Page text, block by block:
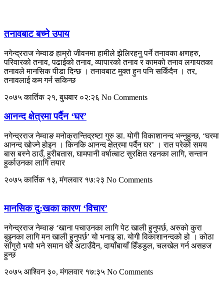
तनावबाट बच्ने उपाय
नगेन्द्रराज नेम्वाङ हाम्रो जीवनमा हामीले झेलिरहनु पर्ने तनावका क्षणहरु,
परिवारको तनाव, पढाईको तनाव, व्यापारको तनाव र कामको तनाव लगायतका
तनावले मानसिक पीडा दिन्छ । तनावबाट मुक्त हुन पनि सकिँदैन । तर,
तनावलाई कम गर्न सकिन्छ
२०७५ कार्तिक २१, बुधबार ०२:२६ No Comments
आनन्द क्षेत्रमा पर्दैन ‘घर’
नगेन्द्रराज नेम्वाङ मनोक्रान्तिद्रष्टा गुरु डा. योगी विकाशानन्द भन्नुहुन्छ, ‘घरमा
आनन्द खोज्ने होइन । किनकि आनन्द क्षेत्रमा पर्दैन घर’ । रात परेको समय
बास बस्ने ठाउँ, हुरीबतास, घामपानी वर्षात्बाट सुरक्षित रहनका लागि, सन्तान
हुर्काउनका लागि तयार
२०७५ कार्तिक १३, मंगलवार १७:२३ No Comments
मानसिक दु:खका कारण ‘विचार’
नगेन्द्रराज नेम्वाङ ‘खाना पचाउनका लागि पेट खाली हुनुपर्छ, अरुको कुरा
बुझ्नका लागि मन खाली हुनुपर्छ’ यो भनाइ डा. योगी विकाशानन्दको हो । कोठा
साँगुरो भयो भने समान धेरै अटाउँदैन, दायाँबायाँ हिँडडुल, चलखेल गर्न असहज
हुन्छ
२०७५ आश्विन ३०, मंगलवार १७:३५ No Comments